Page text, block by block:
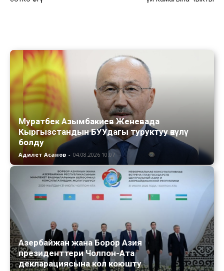
Муратбек Азымбакиев Женевада
Кыргызстандын БУУдагы туруктуу өкүлү
болду
Адилет Асанов - 04.08.2026 10:07
Азербайжан жана Борор Азия
президенттери Чолпон-Ата
декларациясына кол коюшту